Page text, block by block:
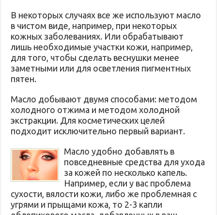
В некоторых случаях все же используют масло
в чистом виде, например, при некоторых
кожных заболеваниях. Или обрабатывают
лишь необходимые участки кожи, например,
для того, чтобы сделать веснушки менее
заметными или для осветления пигментных
пятен.
Масло добывают двумя способами: методом
холодного отжима и методом холодной
экстракции. Для косметических целей
подходит исключительно первый вариант.
Масло удобно добавлять в
повседневные средства для ухода
за кожей по несколько капель.
Например, если у вас проблема
сухости, вялости кожи, либо же проблемная с
угрями и прыщами кожа, то 2-3 капли